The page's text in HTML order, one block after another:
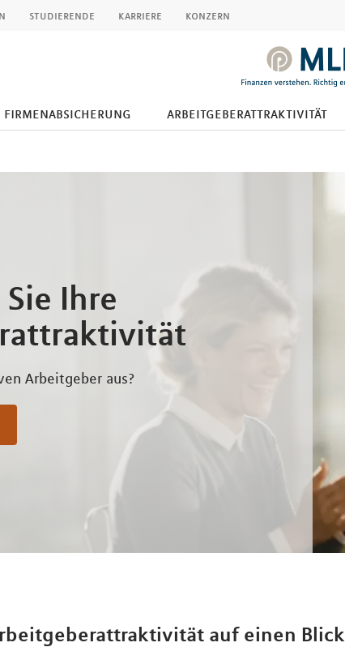
studierende karriere konzern
firmenabsicherung arbeitgeberattraktivität
Ihre
Arbeitgeber aus?
auf einen Blick